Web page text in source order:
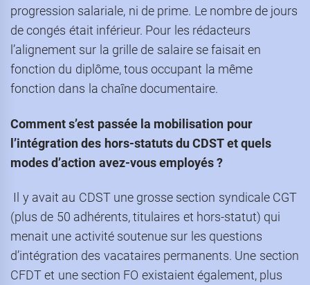
progression salariale, ni de prime. Le nombre de jours
de congés était inférieur. Pour les rédacteurs
l’alignement sur la grille de salaire se faisait en
fonction du diplôme, tous occupant la même
fonction dans la chaîne documentaire.
Comment s’est passée la mobilisation pour
l’intégration des hors-statuts du CDST et quels
modes d’action avez-vous employés ?
Il y avait au CDST une grosse section syndicale CGT
(plus de 50 adhérents, titulaires et hors-statut) qui
menait une activité soutenue sur les questions
d’intégration des vacataires permanents. Une section
CFDT et une section FO existaient également, plus